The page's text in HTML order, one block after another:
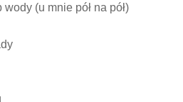
(u mnie pół na pół)